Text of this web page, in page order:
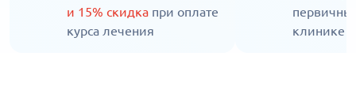
и 15% скидка при оплате
курса лечения
клинике